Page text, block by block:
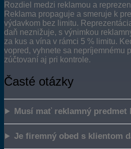
Rozdiel medzi reklamou a
Reklama propaguje a smeruje k
výdavkom bez limitu.
daň neznižuje, s výnimkou
za kus a vína v rámci 5 % limitu.
vopred, vyhnete sa nepríjemnému
zúčtovaní aj pri kontrole.
Časté otázky
Musí mať reklamný predmet
Je firemný obed s klientom